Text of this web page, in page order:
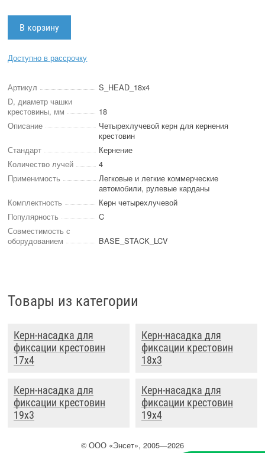
Доступно в рассрочку
Артикул
S_HEAD_18x4
D, диаметр чашки
крестовины, мм
18
Описание
Четырехлучевой керн для кернения
крестовин
Стандарт
Кернение
Количество лучей
4
Применимость
Легковые и легкие коммерческие
автомобили, рулевые карданы
Комплектность
Керн четырехлучевой
Популярность
C
Совместимость с
оборудованием
BASE_STACK_LCV
Товары из категории
Керн-насадка для
фиксации крестовин
17x4
Керн-насадка для
фиксации крестовин
18x3
Керн-насадка для
фиксации крестовин
19x3
Керн-насадка для
фиксации крестовин
19x4
©ООО«Энсет», 2005—2026